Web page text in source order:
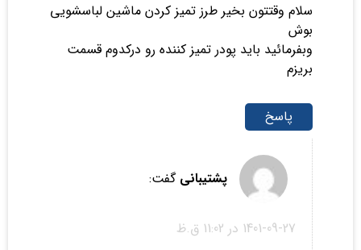
سلام وقتتون بخیر طرز تمیز کردن ماشین لباسشویی
بوش
وبفرمائید باید پودر تمیز کننده رو درکدوم قسمت
بریزم
پاسخ
پشتیبانی گفت:
1401-09-27 در 11:02 ق.ظ